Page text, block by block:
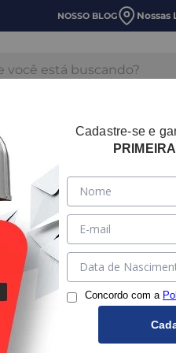
NOSSO BLOG Nossas
TUBOS E CONEXOES
Cadastre-se e
Concordo com a